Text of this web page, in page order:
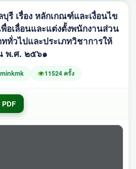
รี เรื่อง หลักเกณฑ์และเงื่อนไข
พื่อเลื่อนและแต่งตั้งพนักงานส่วน
ทั่วไปและประเภทวิชาการให้
พ.ศ. ๒๕๖๑
11524 ครั้ง